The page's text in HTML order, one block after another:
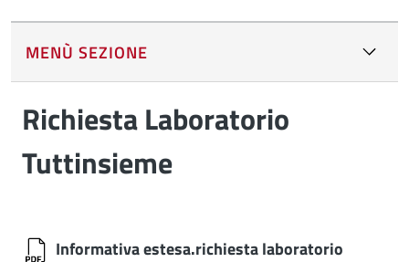
MENÙ SEZIONE
Richiesta Laboratorio
Tuttinsieme
Informativa estesa.richiesta laboratorio